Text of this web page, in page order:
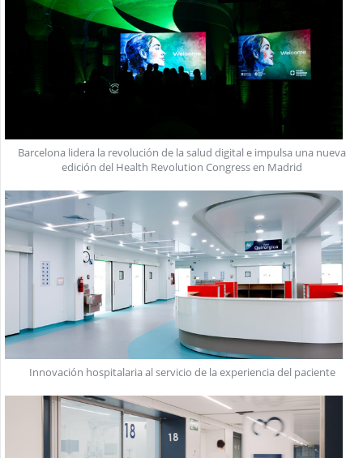
Barcelona lidera la revolución de la salud digital e impulsa una nueva
edición del Health Revolution Congress en Madrid
Innovación hospitalaria al servicio de la experiencia del paciente